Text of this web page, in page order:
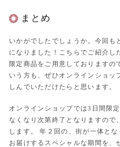
まとめ
いかがでしたでしょうか。今回も
になりました！こちらでご紹介し
限定商品をご用意しておりますの
いう方も、ぜひオンラインショッ
しんでいただけたらと思います。
オンラインショップでは3日間限
なくなり次第終了となりますので
します。 年２回の、街が一体と
お届けするスペシャルな期間を、